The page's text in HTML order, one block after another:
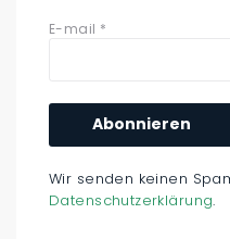
E-mail *
Wir senden keinen
Datenschutzerklärung.